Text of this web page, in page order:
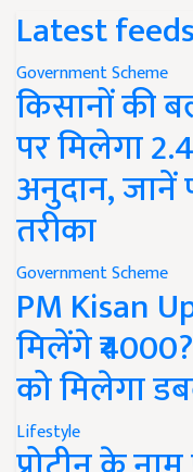
Latest feeds
Government Scheme
किसानों की
पर मिलेगा
अनुदान, जानें
तरीका
Government Scheme
PM Kisan
मिलेंगे
को मिलेगा
Lifestyle